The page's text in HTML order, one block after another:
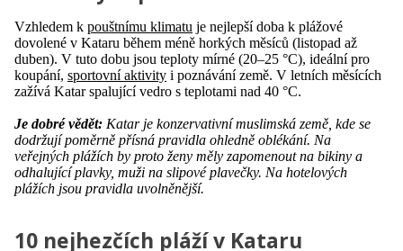
Vzhledem k pouštnímu klimatu je nejlepší doba k plážové
dovolené v Kataru během méně horkých měsíců (listopad až
duben). V tuto dobu jsou teploty mírné (20–25 °C), ideální pro
koupání, sportovní aktivity i poznávání země. V letních měsících
zažívá Katar spalující vedro s teplotami nad 40 °C.
Je dobré vědět: Katar je konzervativní muslimská země, kde se
dodržují poměrně přísná pravidla ohledně oblékání. Na
veřejných plážích by proto ženy měly zapomenout na bikiny a
odhalující plavky, muži na slipové plavečky. Na hotelových
plážích jsou pravidla uvolněnější.
10 nejhezčích pláží v Kataru